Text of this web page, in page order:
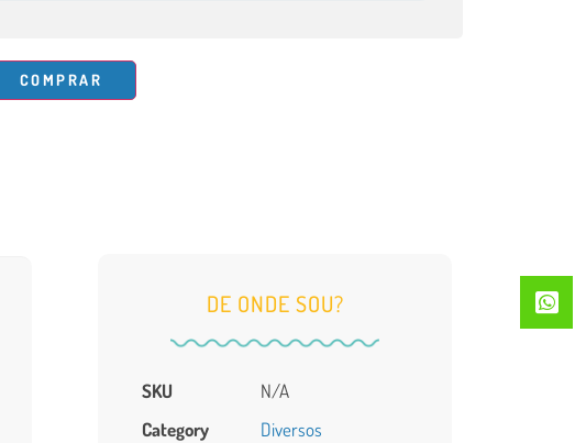
COMPRAR
DE ONDE SOU?
SKU
N/A
Category
Diversos